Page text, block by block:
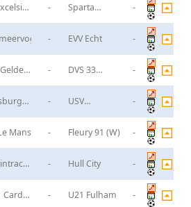
-
Sparta
Reserves
-
- EVV Echt -
Gelders
-
DVS 33
-
-
USV
-
Mans - Fleury 91 (W) -
- Hull City -
Cardiff
- U21 Fulham -